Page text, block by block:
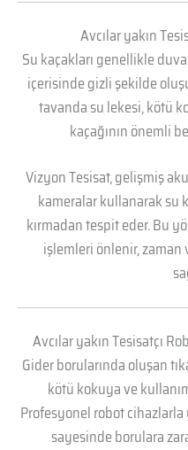
Avcılar yakın
Su kaçakları genellikle
içerisinde gizli şekilde
tavanda su lekesi, kötü
kaçağının önemli
Vizyon Tesisat, gelişmiş
kameralar kullanarak su
kırmadan tespit eder. Bu
işlemleri önlenir, zaman
Avcılar yakın Tesisatçı
Gider borularında oluşan
kötü kokuya ve
Profesyonel robot cihazlarla
sayesinde borulara